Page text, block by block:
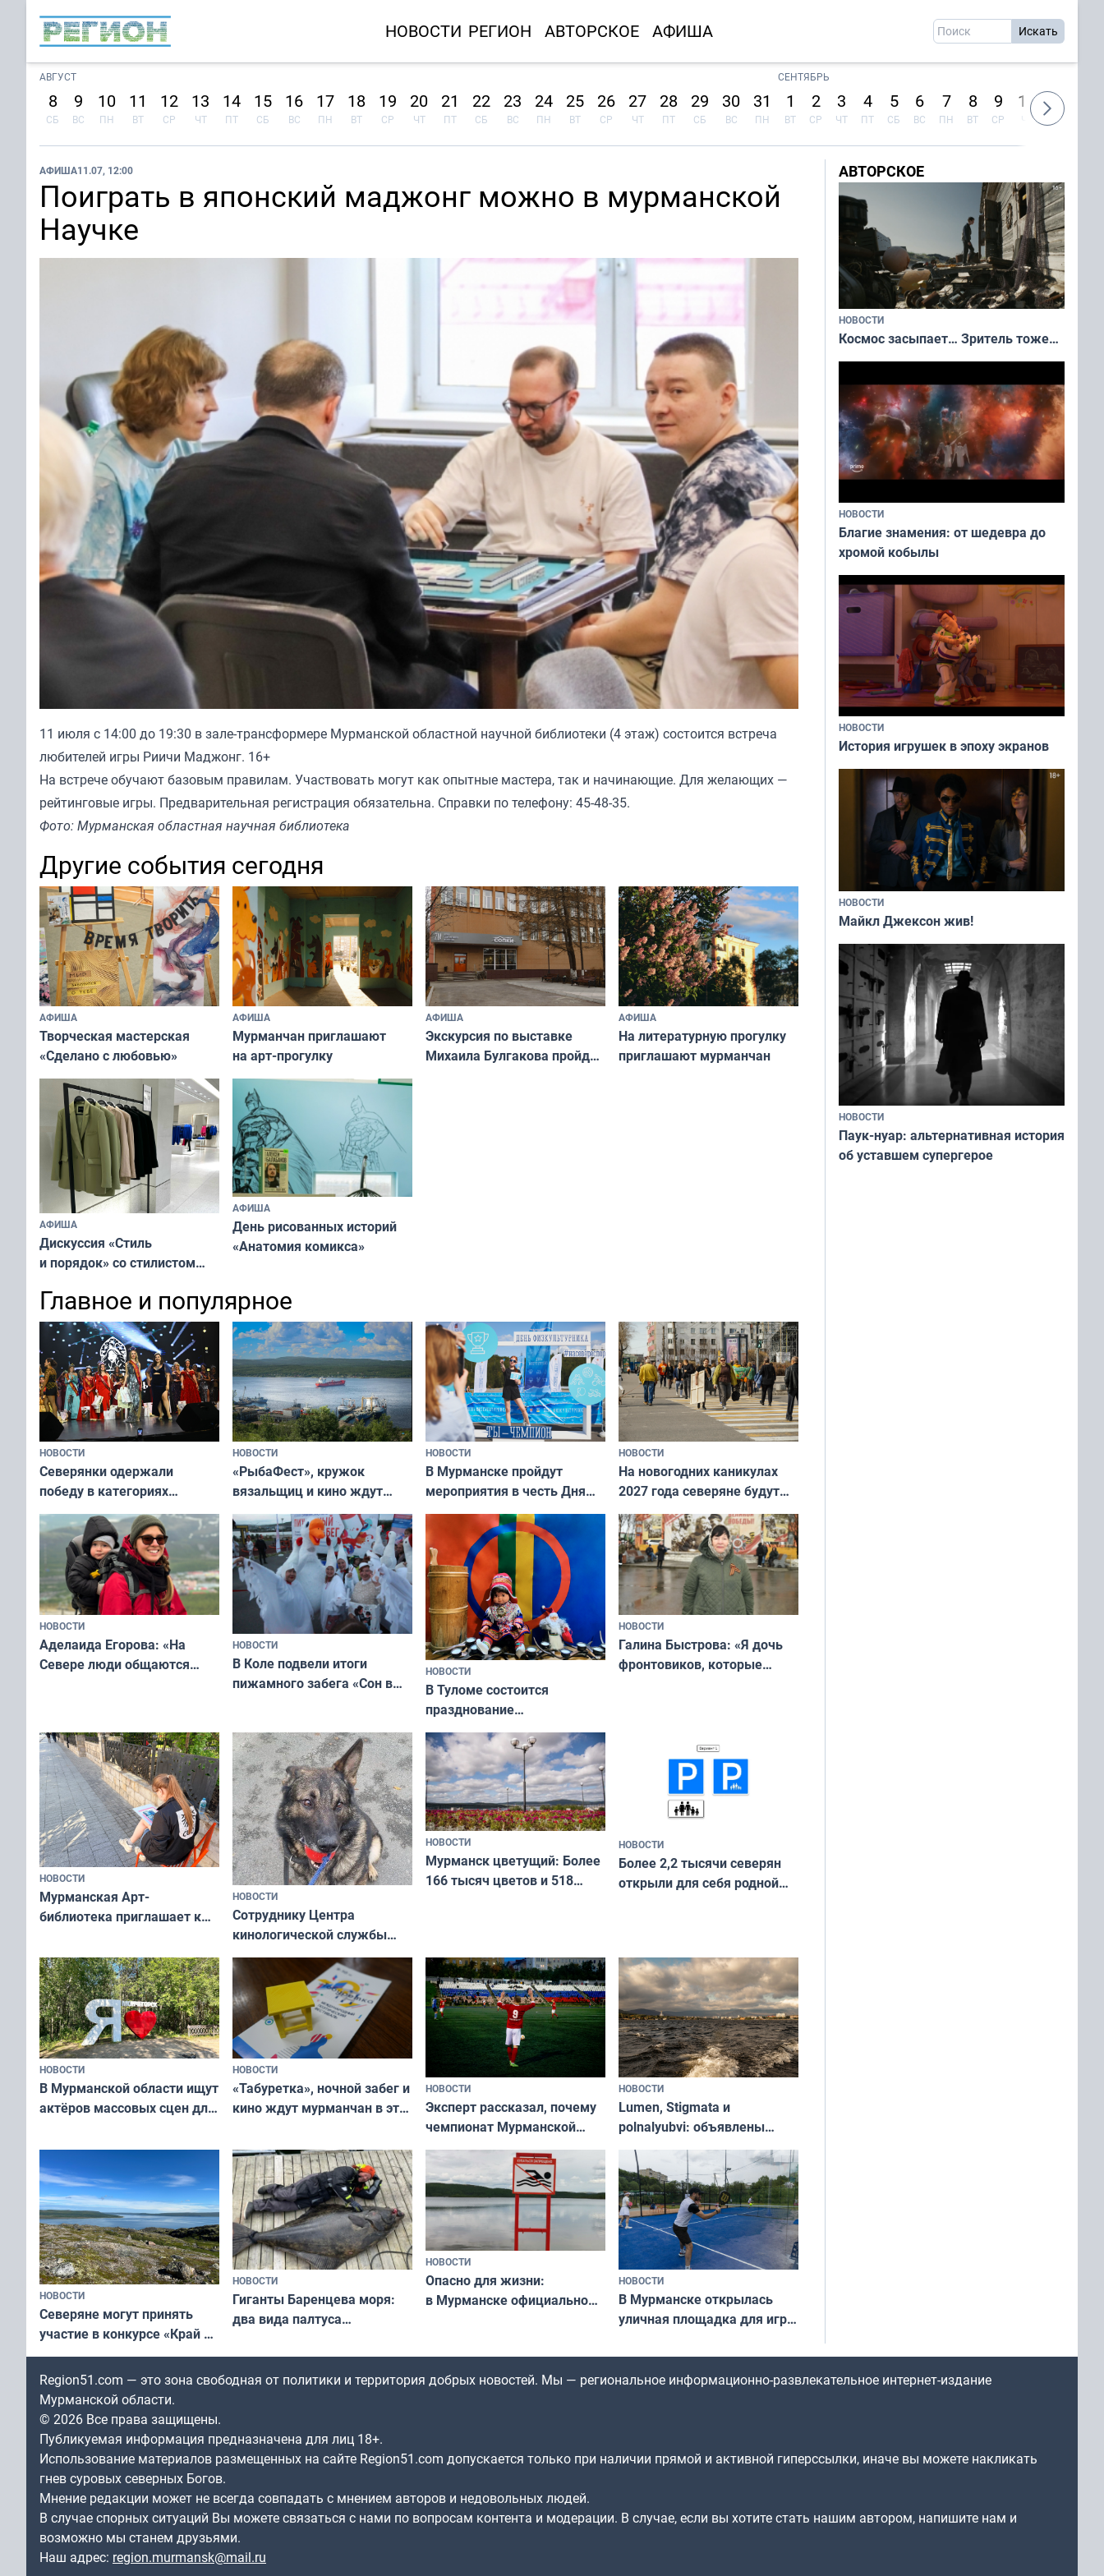
НОВОСТИ РЕГИОН АВТОРСКОЕ АФИША
АВГУСТ
8
СБ
9
ВС
10
ПН
11
ВТ
12
СР
13
ЧТ
14
ПТ
15
СБ
16
ВС
17
ПН
18
ВТ
19
СР
20
ЧТ
21
ПТ
22
СБ
23
ВС
24
ПН
25
ВТ
26
СР
27
ЧТ
28
ПТ
29
СБ
30
ВС
31
ПН
СЕНТЯБРЬ
1
ВТ
2
СР
3
ЧТ
4
ПТ
5
СБ
6
ВС
7
ПН
8
ВТ
9
СР
10
ЧТ
11
ПТ
АФИША11.07, 12:00
Поиграть в японский маджонг можно в мурманской
Научке
11 июля с 14:00 до 19:30 в зале-трансформере Мурманской областной научной библиотеки (4 этаж) состоится встреча
любителей игры Риичи Маджонг. 16+
На встрече обучают базовым правилам. Участвовать могут как опытные мастера, так и начинающие. Для желающих —
рейтинговые игры. Предварительная регистрация обязательна. Справки по телефону: 45-48-35.
Фото: Мурманская областная научная библиотека
Другие события сегодня
АФИША
Творческая мастерская
«Сделано с любовью»
АФИША
Мурманчан приглашают
на арт-прогулку
АФИША
Экскурсия по выставке
Михаила Булгакова пройдет
АФИША
На литературную прогулку
приглашают мурманчан
АФИША
Дискуссия «Стиль
и порядок» со стилистом
пространства
АФИША
День рисованных историй
«Анатомия комикса»
Главное и популярное
НОВОСТИ
Северянки одержали
победу в категориях
всероссийского конкурса
«Мисс и Миссис Великая
Русь»
НОВОСТИ
«РыбаФест», кружок
вязальщиц и кино ждут
мурманчан в эти выходные
НОВОСТИ
В Мурманске пройдут
мероприятия в честь Дня
физкультурника
НОВОСТИ
На новогодних каникулах
2027 года северяне будут
отдыхать 11 дней
НОВОСТИ
Аделаида Егорова: «На
Севере люди общаются
НОВОСТИ
В Коле подвели итоги
пижамного забега «Сон в
НОВОСТИ
В Туломе состоится
празднование
Международного дня
коренных народов мира
НОВОСТИ
Галина Быстрова: «Я дочь
фронтовиков, которые
НОВОСТИ
Мурманская Арт-
библиотека приглашает к
и фотографов
НОВОСТИ
Сотруднику Центра
кинологической службы
ищут новый дом
НОВОСТИ
Мурманск цветущий: Более
166 тысяч цветов и 518
НОВОСТИ
Более 2,2 тысячи северян
открыли для себя родной
НОВОСТИ
В Мурманской области ищут
актёров массовых сцен для
короткометражном фильме
НОВОСТИ
«Табуретка», ночной забег и
кино ждут мурманчан в эти
НОВОСТИ
Эксперт рассказал, почему
чемпионат Мурманской
области по футболу остался
незамеченным
НОВОСТИ
Lumen, Stigmata и
polnalyubvi: объявлены
хедлайнеры фестиваля
«Имандра» в 2026 года
НОВОСТИ
Северяне могут принять
участие в конкурсе «Край у
северной границы: фотогид
по Печенгскому округу»
НОВОСТИ
Гиганты Баренцева моря:
два вида палтуса
НОВОСТИ
Опасно для жизни:
в Мурманске официально
НОВОСТИ
В Мурманске открылась
уличная площадка для игры
АВТОРСКОЕ
НОВОСТИ
Космос засыпает… Зритель тоже…
НОВОСТИ
Благие знамения: от шедевра до
хромой кобылы
НОВОСТИ
История игрушек в эпоху экранов
НОВОСТИ
Майкл Джексон жив!
НОВОСТИ
Паук-нуар: альтернативная история
об уставшем супергерое
Region51.com — это зона свободная от политики и территория добрых новостей. Мы — региональное информационно-развлекательное интернет-издание
Мурманской области.
© 2026 Все права защищены.
Публикуемая информация предназначена для лиц 18+.
Использование материалов размещенных на сайте Region51.com допускается только при наличии прямой и активной гиперссылки, иначе вы можете накликать
гнев суровых северных Богов.
Мнение редакции может не всегда совпадать с мнением авторов и недовольных людей.
В случае спорных ситуаций Вы можете связаться с нами по вопросам контента и модерации. В случае, если вы хотите стать нашим автором, напишите нам и
возможно мы станем друзьями.
Наш адрес: region.murmansk@mail.ru